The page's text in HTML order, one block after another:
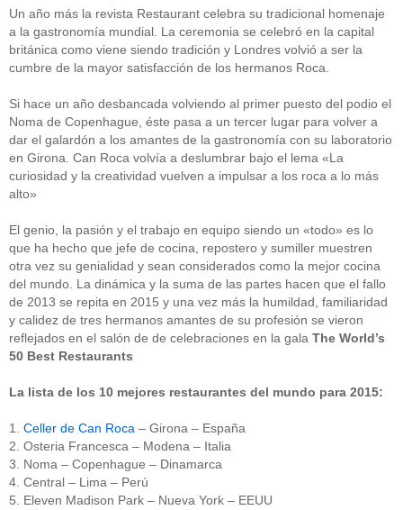
Un año más la revista Restaurant celebra su tradicional homenaje
a la gastronomía mundial. La ceremonia se celebró en la capital
británica como viene siendo tradición y Londres volvió a ser la
cumbre de la mayor satisfacción de los hermanos Roca.
Si hace un año desbancada volviendo al primer puesto del podio el
Noma de Copenhague, éste pasa a un tercer lugar para volver a
dar el galardón a los amantes de la gastronomía con su laboratorio
en Girona. Can Roca volvía a deslumbrar bajo el lema «La
curiosidad y la creatividad vuelven a impulsar a los roca a lo más
alto»
El genio, la pasión y el trabajo en equipo siendo un «todo» es lo
que ha hecho que jefe de cocina, repostero y sumiller muestren
otra vez su genialidad y sean considerados como la mejor cocina
del mundo. La dinámica y la suma de las partes hacen que el fallo
de 2013 se repita en 2015 y una vez más la humildad, familiaridad
y calidez de tres hermanos amantes de su profesión se vieron
reflejados en el salón de de celebraciones en la gala The World’s
50 Best Restaurants
La lista de los 10 mejores restaurantes del mundo para 2015:
1. Celler de Can Roca – Girona – España
2. Osteria Francesca – Modena – Italia
3. Noma – Copenhague – Dinamarca
4. Central – Lima – Perú
5. Eleven Madison Park – Nueva York – EEUU